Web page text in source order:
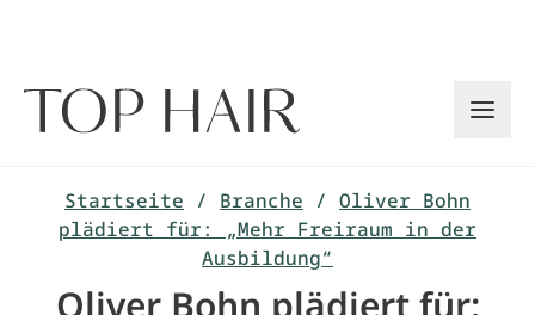
Startseite / Branche / Oliver Bohn
plädiert für: „Mehr Freiraum in der
Ausbildung“
Oliver Bohn plädiert für: